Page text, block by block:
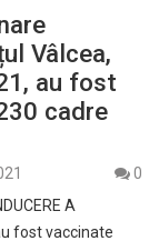
Vâlcea,
au fost
cadre
0
A
fost vaccinate